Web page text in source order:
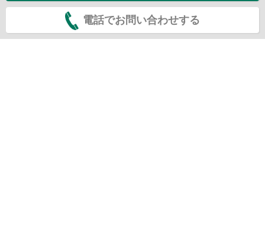
電話でお問い合わせする